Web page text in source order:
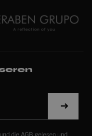
die AGB gelesen und